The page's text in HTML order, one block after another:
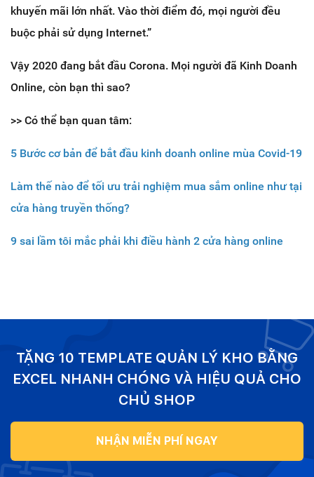
khuyến mãi lớn nhất. Vào thời điểm đó, mọi người đều
buộc phải sử dụng Internet.”
Vậy 2020 đang bắt đầu Corona. Mọi người đã Kinh Doanh
Online, còn bạn thì sao?
>> Có thể bạn quan tâm:
5 Bước cơ bản để bắt đầu kinh doanh online mùa Covid-19
Làm thế nào để tối ưu trải nghiệm mua sắm online như tại
cửa hàng truyền thống?
9 sai lầm tôi mắc phải khi điều hành 2 cửa hàng online
TẶNG 10 TEMPLATE QUẢN LÝ KHO BẰNG
EXCEL NHANH CHÓNG VÀ HIỆU QUẢ CHO
CHỦ SHOP
NHẬN MIỄN PHÍ NGAY